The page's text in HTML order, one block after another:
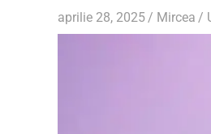
aprilie 28, 2025 Mircea